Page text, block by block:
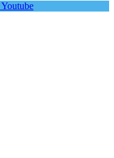
Youtube